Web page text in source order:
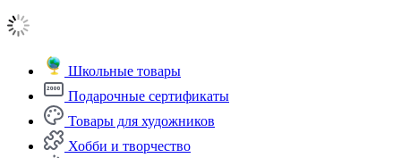
Школьные товары
Подарочные сертификаты
Товары для художников
Хобби и творчество